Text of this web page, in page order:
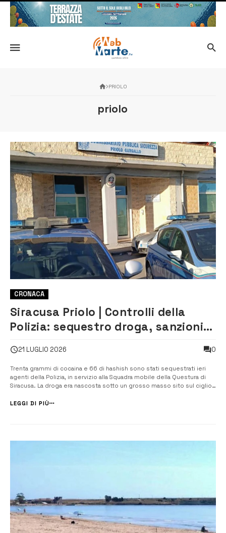
PRIOLO
priolo
CRONACA
Siracusa Priolo | Controlli della
Polizia: sequestro droga, sanzioni
denuncia
21 LUGLIO 2026 0
Trenta grammi di cocaina e 66 di hashish sono stati sequestrati ieri
agenti della Polizia, in servizio alla Squadra mobile della Questura di
Siracusa. La droga era nascosta sotto un grosso masso sito sul ciglio
della Questura di Siracusa e del Reparto prevenzione [&hel...
LEGGI DI PIÙ